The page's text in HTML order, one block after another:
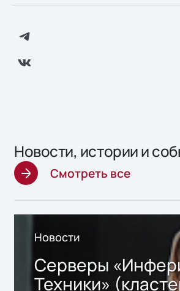
Новости, истории и
Смотреть все
Новости
Серверы
Техники»